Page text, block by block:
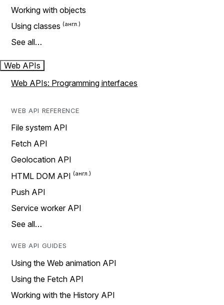
Working with objects
Using classes
See all…
Web APIs
Web APIs: Programming interfaces
WEB API REFERENCE
File system API
Fetch API
Geolocation API
HTML DOM API
Push API
Service worker API
See all…
WEB API GUIDES
Using the Web animation API
Using the Fetch API
Working with the History API